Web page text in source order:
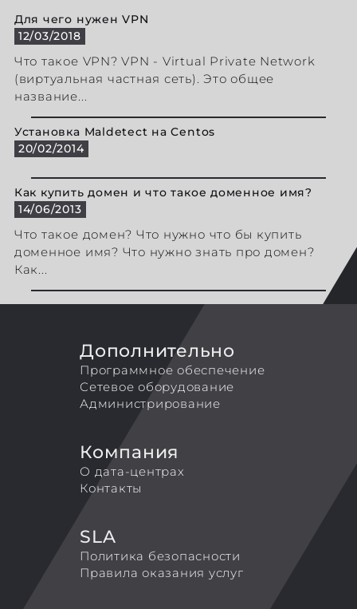
Для чего нужен VPN
12/03/2018
Что такое VPN? VPN - Virtual Private Network
(виртуальная частная сеть). Это общее
название...
Установка Maldetect на Centos
20/02/2014
Как купить домен и что такое доменное имя?
14/06/2013
Что такое домен? Что нужно что бы купить
доменное имя? Что нужно знать про домен?
Как...
Дополнительно
Программное обеспечение
Сетевое оборудование
Администрирование
Компания
О дата-центрах
Контакты
SLA
Политика безопасности
Правила оказания услуг